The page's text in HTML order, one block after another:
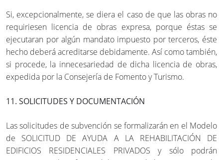
Si, excepcionalmente, se diera el caso de que las obras no
requiriesen licencia de obras expresa, porque éstas se
ejecutaran por algún mandato impuesto por terceros, éste
hecho deberá acreditarse debidamente. Así como también,
si procede, la innecesariedad de dicha licencia de obras,
expedida por la Consejería de Fomento y Turismo.
11. SOLICITUDES Y DOCUMENTACIÓN
Las solicitudes de subvención se formalizarán en el Modelo
de SOLICITUD DE AYUDA A LA REHABILITACIÓN DE
EDIFICIOS RESIDENCIALES PRIVADOS y sólo podrán